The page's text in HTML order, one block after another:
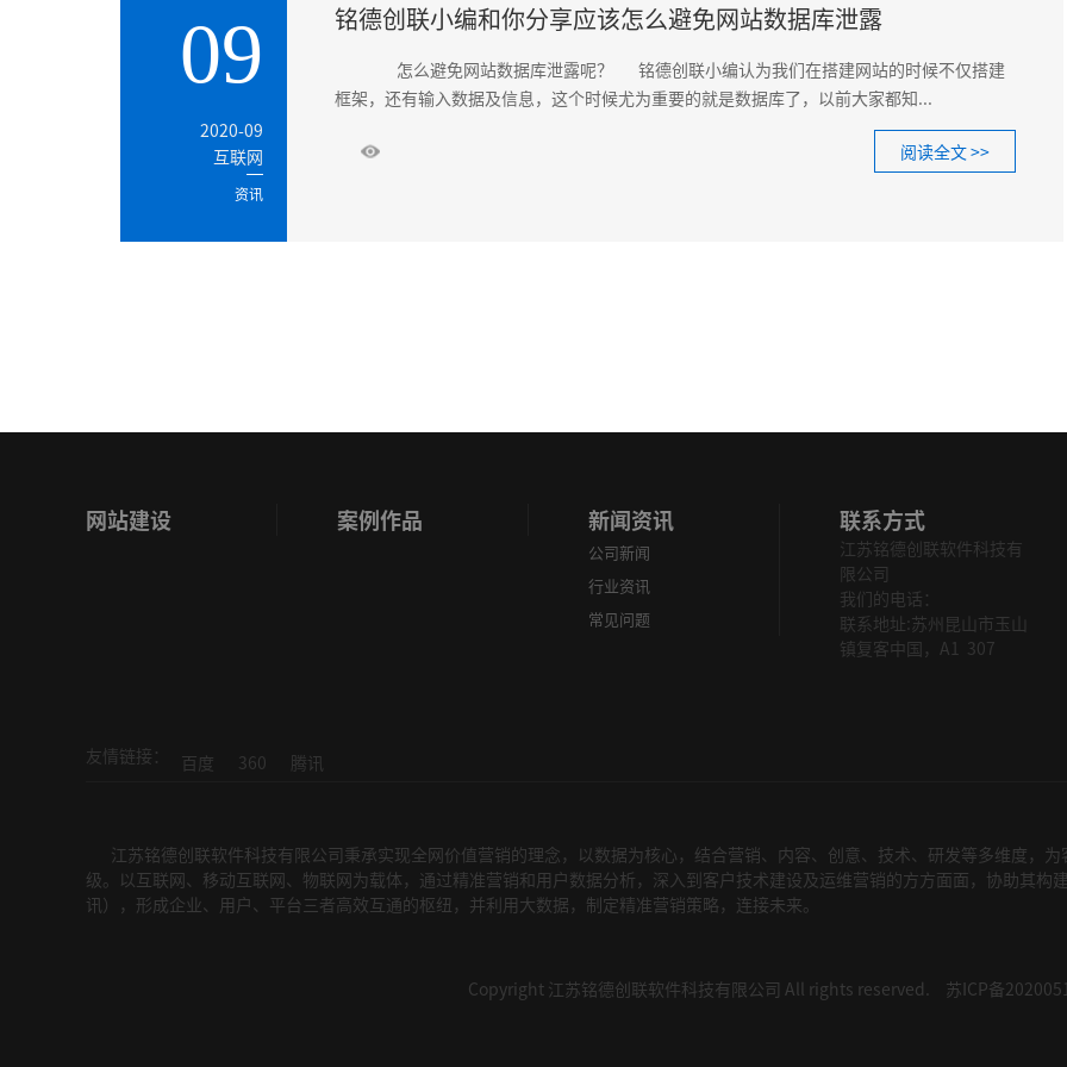
09
2020-09
互联网
资讯
铭德创联小编和你分享应该怎么避免网站数据库泄露
怎么避免网站数据库泄露呢？ 铭德创联小编认为我们在搭建网站的时候不仅搭建
框架，还有输入数据及信息，这个时候尤为重要的就是数据库了，以前大家都知...
阅读全文 >>
网站建设 案例作品 新闻资讯
公司新闻
行业资讯
常见问题
联系方式
江苏铭德创联软件科技有
限公司
我们的电话：
联系地址:苏州昆山市玉山
镇复客中国，A1 307
友情链接： 百度 360 腾讯
江苏铭德创联软件科技有限公司秉承实现全网价值营销的理念，以数据为核心，结合营销、内容、创意、技术、研发等多维度，
级。以互联网、移动互联网、物联网为载体，通过精准营销和用户数据分析，深入到客户技术建设及运维营销的方方面面，协助其构
讯），形成企业、用户、平台三者高效互通的枢纽，并利用大数据，制定精准营销策略，连接未来。
Copyright 江苏铭德创联软件科技有限公司 All rights reserved. 苏ICP备